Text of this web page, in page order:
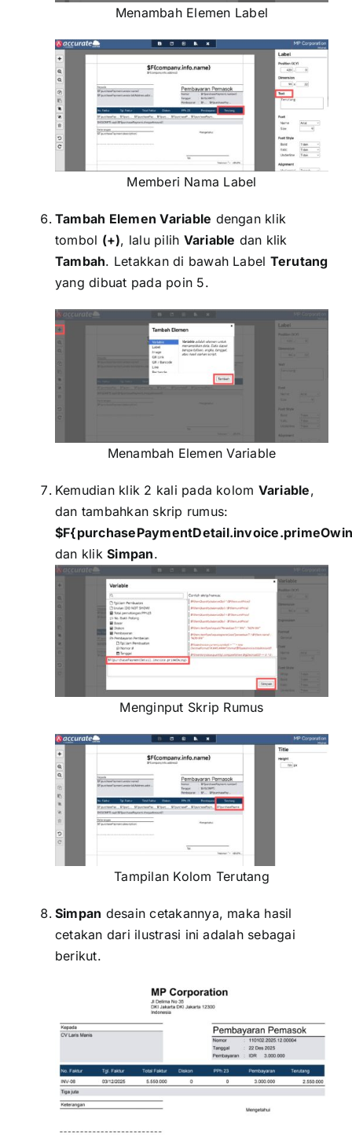
Menambah Elemen Label
Memberi Nama Label
Tambah Elemen Variable dengan klik
tombol (+), lalu pilih Variable dan klik
Tambah. Letakkan di bawah Label Terutang
yang dibuat pada poin 5.
Menambah Elemen Variable
Kemudian klik 2 kali pada kolom Variable,
dan tambahkan skrip rumus:
dan klikSimpan.
Menginput Skrip Rumus
Tampilan Kolom Terutang
Simpan desain cetakannya, maka hasil
cetakan dari ilustrasi ini adalah sebagai
berikut.